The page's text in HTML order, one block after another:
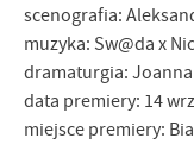
scenografia:
muzyka: Sw@da x
dramaturgia:
data premiery: 14
miejsce premiery: